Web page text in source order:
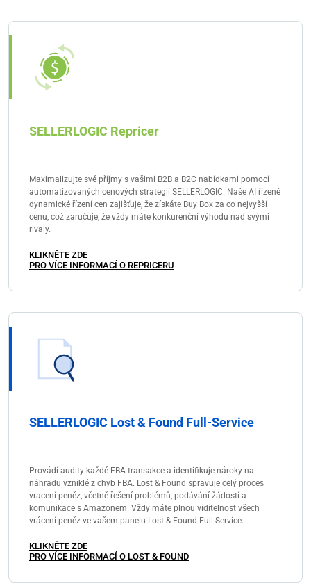
Prime. Prodej vlastních produktů na Amazonu je tedy
samozřejmostí.
SELLERLOGIC Repricer
Maximalizujte své příjmy s vašimi B2B a B2C nabídkami pomocí
automatizovaných cenových strategií SELLERLOGIC. Naše AI řízené
dynamické řízení cen zajišťuje, že získáte Buy Box za co nejvyšší
cenu, což zaručuje, že vždy máte konkurenční výhodu nad svými
rivaly.
KLIKNĚTE ZDE
PRO VÍCE INFORMACÍ O REPRICERU
SELLERLOGIC Lost & Found Full-Service
Provádí audity každé FBA transakce a identifikuje nároky na
náhradu vzniklé z chyb FBA. Lost & Found spravuje celý proces
vracení peněz, včetně řešení problémů, podávání žádostí a
komunikace s Amazonem. Vždy máte plnou viditelnost všech
vrácení peněz ve vašem panelu Lost & Found Full-Service.
KLIKNĚTE ZDE
PRO VÍCE INFORMACÍ O LOST & FOUND